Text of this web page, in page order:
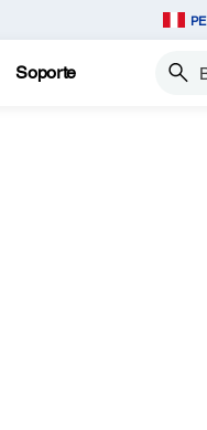
PE
Soporte Buscar